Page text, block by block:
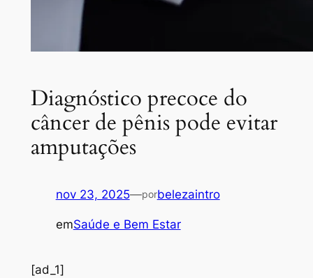
Diagnóstico precoce do
câncer de pênis pode evitar
amputações
nov 23, 2025—porbelezaintro
emSaúde e Bem Estar
[ad_1]